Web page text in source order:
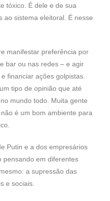
tóxico. É dele e de sua
ao sistema eleitoral. É nesse
manifestar preferência por
bar ou nas redes – e agir
financiar ações golpistas.
tipo de opinião que até
mundo todo. Muita gente
é um bom ambiente para
Putin e a dos empresários
pensando em diferentes
a supressão das
e sociais.